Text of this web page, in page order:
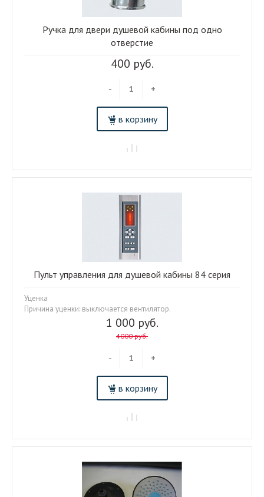
400 руб.
- +
в корзину
Ручка для двери душевой кабины под одно
отверстие
1 000 руб.
4000 руб.
- +
в корзину
Пульт управления для душевой кабины 84 серия
Уценка
Причина уценки: выключается вентилятор.